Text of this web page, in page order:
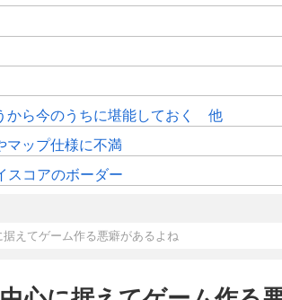
から今のうちに堪能しておく 他
マップ仕様に不満
コアのボーダー
えてゲーム作る悪癖があるよね